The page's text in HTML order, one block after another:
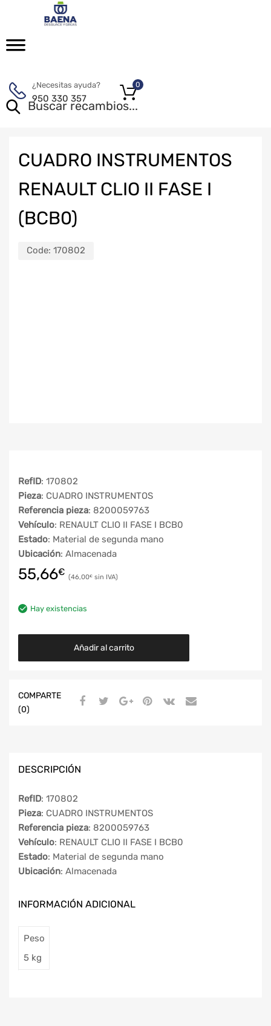
¿Necesitas ayuda?
950 330 357
0
CUADRO INSTRUMENTOS
RENAULT CLIO II FASE I
(BCB0)
Code: 170802
RefID: 170802
Pieza: CUADRO INSTRUMENTOS
Referencia pieza: 8200059763
Vehículo: RENAULT CLIO II FASE I BCB0
Estado: Material de segunda mano
Ubicación: Almacenada
55,66€ 46,00€
Hay existencias
Añadir al carrito
COMPARTE
(0)
DESCRIPCIÓN
RefID: 170802
Pieza: CUADRO INSTRUMENTOS
Referencia pieza: 8200059763
Vehículo: RENAULT CLIO II FASE I BCB0
Estado: Material de segunda mano
Ubicación: Almacenada
INFORMACIÓN ADICIONAL
Peso
5 kg